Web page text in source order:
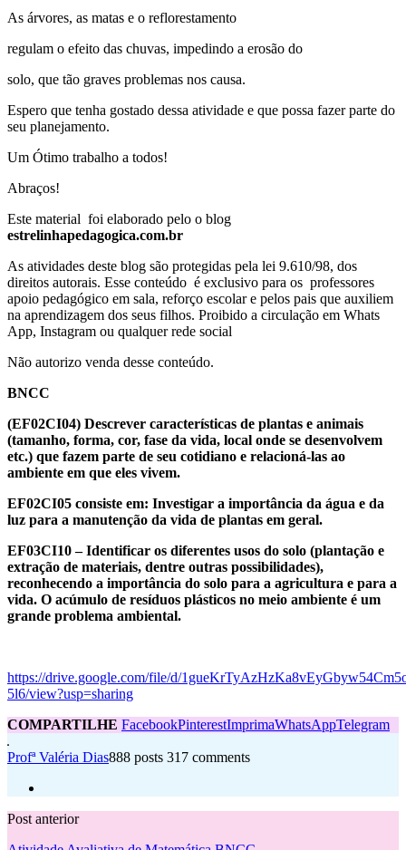
As árvores, as matas e o reflorestamento
regulam o efeito das chuvas, impedindo a erosão do
solo, que tão graves problemas nos causa.
Espero que tenha gostado dessa atividade e que possa fazer parte do
seu planejamento.
Um Ótimo trabalho a todos!
Abraços!
Este material foi elaborado pelo o blog
estrelinhapedagogica.com.br
As atividades deste blog são protegidas pela lei 9.610/98, dos
direitos autorais. Esse conteúdo é exclusivo para os professores
apoio pedagógico em sala, reforço escolar e pelos pais que auxiliem
na aprendizagem dos seus filhos. Proibido a circulação em Whats
App, Instagram ou qualquer rede social
Não autorizo venda desse conteúdo.
BNCC
(EF02CI04) Descrever características de plantas e animais
(tamanho, forma, cor, fase da vida, local onde se desenvolvem
etc.) que fazem parte de seu cotidiano e relacioná-las ao
ambiente em que eles vivem.
EF02CI05 consiste em: Investigar a importância da água e da
luz para a manutenção da vida de plantas em geral.
EF03CI10 – Identificar os diferentes usos do solo (plantação e
extração de materiais, dentre outras possibilidades),
reconhecendo a importância do solo para a agricultura e para a
vida. O acúmulo de resíduos plásticos no meio ambiente é um
grande problema ambiental.
https://drive.google.com/file/d/
5l6/view?usp=sharing
COMPARTILHE FacebookPinterestImprimaWhatsAppTelegram
Profª Valéria Dias888 posts 317 comments
Post anterior